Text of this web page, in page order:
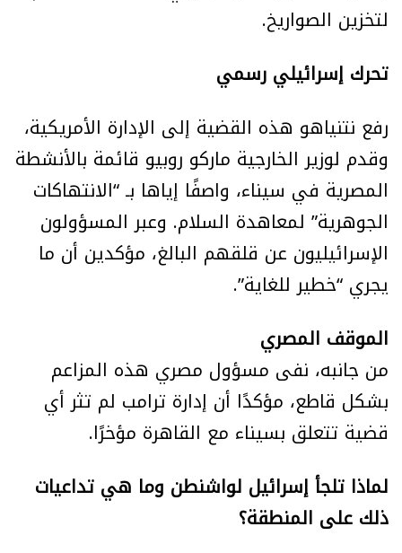
لتخزين الصواريخ.
تحرك إسرائيلي رسمي
رفع نتنياهو هذه القضية إلى الإدارة الأمريكية،
وقدم لوزير الخارجية ماركو روبيو قائمة بالأنشطة
المصرية في سيناء، واصفًا إياها بـ “الانتهاكات
الجوهرية” لمعاهدة السلام. وعبر المسؤولون
الإسرائيليون عن قلقهم البالغ، مؤكدين أن ما
يجري “خطير للغاية”.
الموقف المصري
من جانبه، نفى مسؤول مصري هذه المزاعم
بشكل قاطع، مؤكدًا أن إدارة ترامب لم تثر أي
قضية تتعلق بسيناء مع القاهرة مؤخرًا.
لماذا تلجأ إسرائيل لواشنطن وما هي تداعيات
ذلك على المنطقة؟